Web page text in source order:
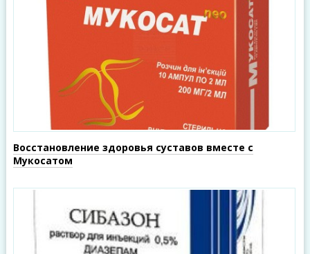
Восстановление здоровья суставов вместе с
Мукосатом